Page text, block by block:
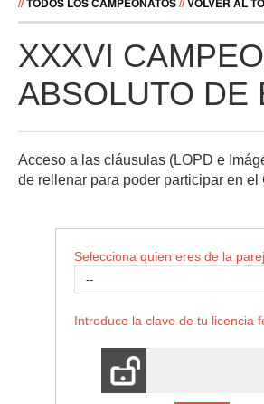
XXXVI
ABSOLUTO DE
Acceso a las cláusulas (LOPD e
de rellenar para poder participar en el
Selecciona quien eres de la
Introduce la clave de tu licencia